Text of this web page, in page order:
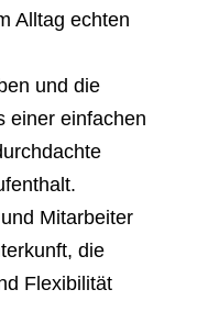
Alltag echten
und die
einer einfachen
Mitarbeiter
die
Flexibilität